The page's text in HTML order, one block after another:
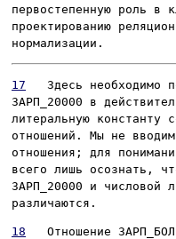
первостепенную роль в
проектированию
нормализации.
17 Здесь необходимо
ЗАРП_20000 в
литеральную константу
отношений. Мы не
отношения; для
всего лишь осознать,
ЗАРП_20000 и числовой
различаются.
18 Отношение